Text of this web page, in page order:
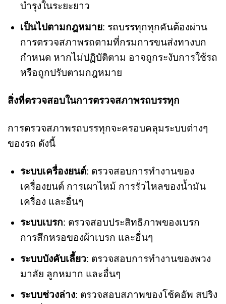
บำรุงในระยะยาว
เป็นไปตามกฎหมาย: รถบรรทุกทุกคันต้องผ่าน
การตรวจสภาพรถตามที่กรมการขนส่งทางบก
กำหนด หากไม่ปฏิบัติตาม อาจถูกระงับการใช้รถ
หรือถูกปรับตามกฎหมาย
สิ่งที่ตรวจสอบในการตรวจสภาพรถบรรทุก
การตรวจสภาพรถบรรทุกจะครอบคลุมระบบต่างๆ
ของรถ ดังนี้
ระบบเครื่องยนต์: ตรวจสอบการทำงานของ
เครื่องยนต์ การเผาไหม้ การรั่วไหลของน้ำมัน
เครื่อง และอื่นๆ
ระบบเบรก: ตรวจสอบประสิทธิภาพของเบรก
การสึกหรอของผ้าเบรก และอื่นๆ
ระบบบังคับเลี้ยว: ตรวจสอบการทำงานของพวง
มาลัย ลูกหมาก และอื่นๆ
ระบบช่วงล่าง: ตรวจสอบสภาพของโช้คอัพ สปริง